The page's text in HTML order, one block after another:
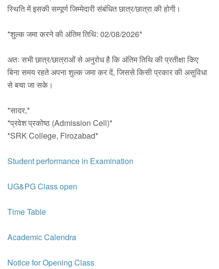
स्थिति में इसकी सम्पूर्ण जिम्मेदारी संबंधित छात्र/छात्रा की होगी।
*शुल्क जमा करने की अंतिम तिथि: 02/08/2026*
अतः सभी छात्र/छात्राओं से अनुरोध है कि अंतिम तिथि की प्रतीक्षा किए
बिना समय रहते अपना शुल्क जमा कर दें, जिससे किसी प्रकार की असुविधा
से बचा जा सके।
*सादर,*
*प्रवेश प्रकोष्ठ (Admission Cell)*
*SRK College, Firozabad*
Student performance in Examination
UG&PG Class open
Time Table
Academic Calendra
Notice for Opening Class